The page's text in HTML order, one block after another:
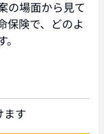
の場面から見て
保険で、どのよ
ます